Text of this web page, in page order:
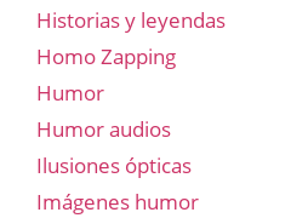
Historias y leyendas
Homo Zapping
Humor
Humor audios
Ilusiones ópticas
Imágenes humor